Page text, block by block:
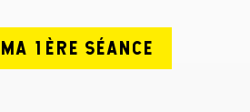
1ÈRE SÉANCE